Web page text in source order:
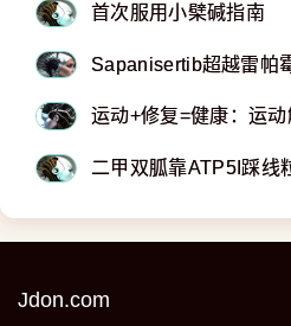
首次服用小檗碱指南
Sapanisertib超越雷帕
运动+修复=健康：运
二甲双胍靠ATP5I踩线
Jdon.com